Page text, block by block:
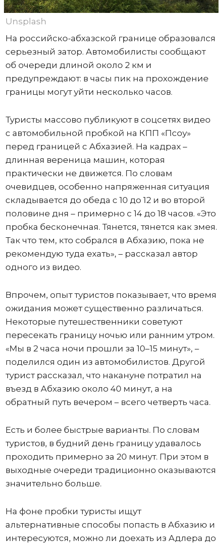
Unsplash
На российско-абхазской границе образовался
серьезный затор. Автомобилисты сообщают
об очереди длиной около 2 км и
предупреждают: в часы пик на прохождение
границы могут уйти несколько часов.
Туристы массово публикуют в соцсетях видео
с автомобильной пробкой на КПП «Псоу»
перед границей с Абхазией. На кадрах –
длинная вереница машин, которая
практически не движется. По словам
очевидцев, особенно напряженная ситуация
складывается до обеда с 10 до 12 и во второй
половине дня – примерно с 14 до 18 часов. «Это
пробка бесконечная. Тянется, тянется как змея.
Так что тем, кто собрался в Абхазию, пока не
рекомендую туда ехать», – рассказал автор
одного из видео.
Впрочем, опыт туристов показывает, что время
ожидания может существенно различаться.
Некоторые путешественники советуют
пересекать границу ночью или ранним утром.
«Мы в 2 часа ночи прошли за 10–15 минут», –
поделился один из автомобилистов. Другой
турист рассказал, что накануне потратил на
въезд в Абхазию около 40 минут, а на
обратный путь вечером – всего четверть часа.
Есть и более быстрые варианты. По словам
туристов, в будний день границу удавалось
проходить примерно за 20 минут. При этом в
выходные очереди традиционно оказываются
значительно больше.
На фоне пробки туристы ищут
альтернативные способы попасть в Абхазию и
интересуются, можно ли доехать из Адлера до